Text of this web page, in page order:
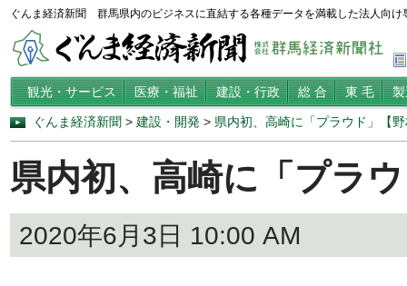
ぐんま経済新聞 群馬県内のビジネスに直結する各種データを満載した法人向け
観光・サービス 医療・福祉 建設・行政 総 合 東 毛
ぐんま経済新聞 > 建設・開発 > 県内初、高崎に「プラウド」【
県内初、高崎に「プラ
2020年6月3日 10:00 AM